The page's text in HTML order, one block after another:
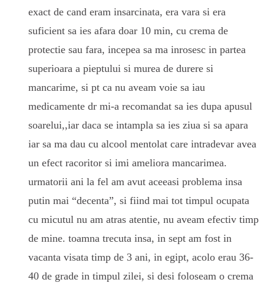
exact de cand eram insarcinata, era vara si era
suficient sa ies afara doar 10 min, cu crema de
protectie sau fara, incepea sa ma inrosesc in partea
superioara a pieptului si murea de durere si
mancarime, si pt ca nu aveam voie sa iau
medicamente dr mi-a recomandat sa ies dupa apusul
soarelui,,iar daca se intampla sa ies ziua si sa apara
iar sa ma dau cu alcool mentolat care intradevar avea
un efect racoritor si imi ameliora mancarimea.
urmatorii ani la fel am avut aceeasi problema insa
putin mai “decenta”, si fiind mai tot timpul ocupata
cu micutul nu am atras atentie, nu aveam efectiv timp
de mine. toamna trecuta insa, in sept am fost in
vacanta visata timp de 3 ani, in egipt, acolo erau 36-
40 de grade in timpul zilei, si desi foloseam o crema